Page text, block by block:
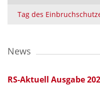
Tag des
News
RS-Aktuell Ausgabe